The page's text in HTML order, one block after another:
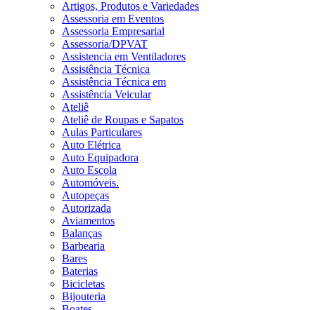
Artigos, Produtos e Variedades
Assessoria em Eventos
Assessoria Empresarial
Assessoria/DPVAT
Assistencia em Ventiladores
Assistência Técnica
Assistência Técnica em
Assistência Veicular
Ateliê
Ateliê de Roupas e Sapatos
Aulas Particulares
Auto Elétrica
Auto Equipadora
Auto Escola
Automóveis.
Autopeças
Autorizada
Aviamentos
Balanças
Barbearia
Bares
Baterias
Bicicletas
Bijouteria